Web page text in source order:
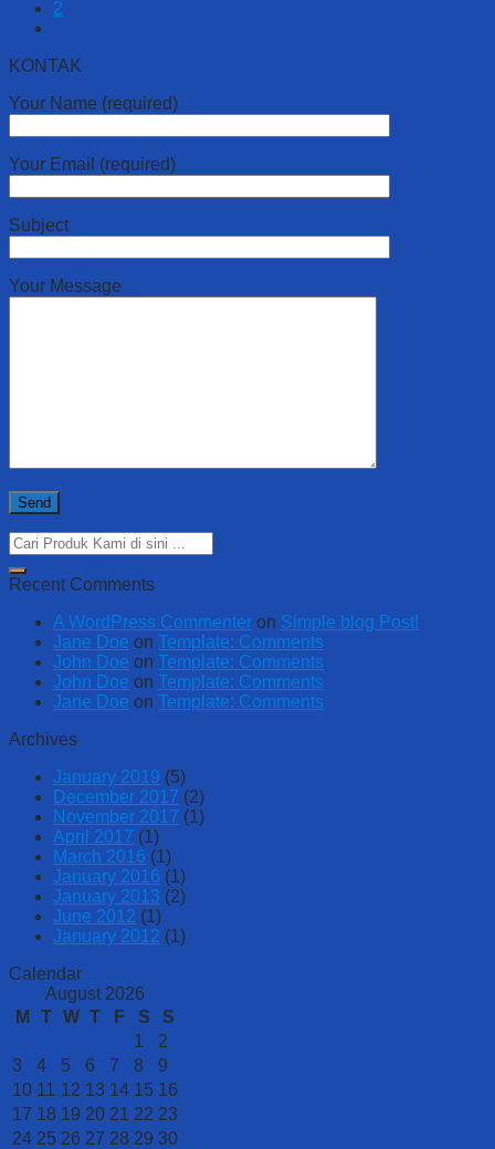
2
KONTAK
Your Name (required)
Your Email (required)
Subject
Your Message
Recent Comments
A WordPress Commenter on Simple blog Post!
Jane Doe on Template: Comments
John Doe on Template: Comments
John Doe on Template: Comments
Jane Doe on Template: Comments
Archives
January 2019 (5)
December 2017 (2)
November 2017 (1)
April 2017 (1)
March 2016 (1)
January 2016 (1)
January 2013 (2)
June 2012 (1)
January 2012 (1)
Calendar
August 2026
M
T W T F S
S
1
2
3
4 5 6 7 8
9
10 11 12 13 14 15 16
17 18 19 20 21 22 23
24 25 26 27 28 29 30